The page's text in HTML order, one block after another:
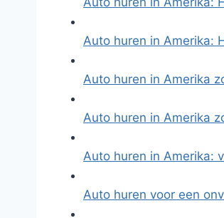
Auto huren in Amerika:
Auto huren in Amerika
Auto huren in Amerika
Auto huren in Amerika:
Auto huren voor een